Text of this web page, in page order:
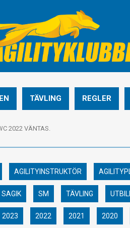
TÄVLING REGLER
2022 VÄNTAS.
AGILITYINSTRUKTÖR
SAGIK SM TÄVLING
2023 2022 2021 2020